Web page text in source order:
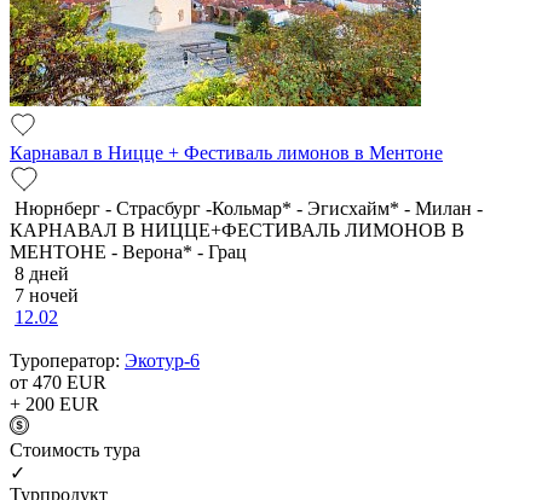
Карнавал в Ницце + Фестиваль лимонов в Ментоне
Нюрнберг - Страсбург -Кольмар* - Эгисхайм* - Милан -
КАРНАВАЛ В НИЦЦЕ+ФЕСТИВАЛЬ ЛИМОНОВ В
МЕНТОНЕ - Верона* - Грац
8 дней
7 ночей
12.02
Туроператор: Экотур-6
от 470 EUR
+ 200 EUR
Cтоимость тура
✓
Турпродукт